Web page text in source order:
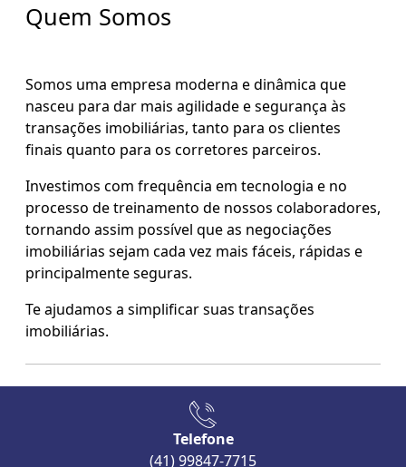
Quem Somos
Somos uma empresa moderna e dinâmica que
nasceu para dar mais agilidade e segurança às
transações imobiliárias, tanto para os clientes
finais quanto para os corretores parceiros.
Investimos com frequência em tecnologia e no
processo de treinamento de nossos colaboradores,
tornando assim possível que as negociações
imobiliárias sejam cada vez mais fáceis, rápidas e
principalmente seguras.
Te ajudamos a simplificar suas transações
imobiliárias.
Telefone
(41) 99847-7715